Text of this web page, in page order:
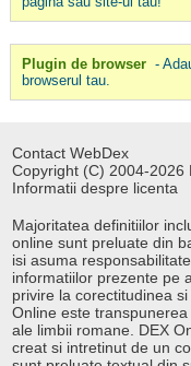
Plugin de browser -
browserul tau.
Contact WebDex
Copyright (C) 2004-2026
Informatii despre licenta
Majoritatea definitiilor
online sunt preluate din
isi asuma
informatiilor prezente pe
privire la corectitudinea
Online este
ale limbii romane. DEX
creat si intretinut de un